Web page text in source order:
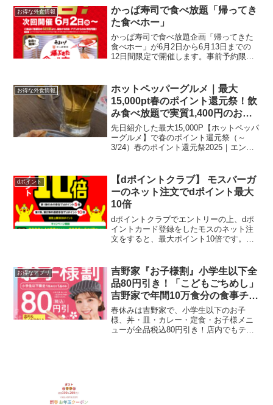
ーすると抽選10,000名様にぐるなび期間
限定ポ...
お得な外食情報
かっぱ寿司で食べ放題「帰ってき
た食べホー」
かっぱ寿司で食べ放題企画「帰ってきた
食べホー」が6月2日から6月13日までの
12日間限定で開催します。事前予約限定
す。実施期間2021年6月2日(水)〜6月13
日...
お得な外食情報
ホットペッパーグルメ｜最大
15,000pt春のポイント還元祭！飲
み食べ放題で実質1,400円のお店
レポ
先日紹介した最大15,000P【ホットペッパ
ーグルメ】で春のポイント還元祭（～
3/24）春のポイント還元祭2025｜エント
ちゃん」を見つけたので早速行ってきま
した。...
dポイント
【dポイントクラブ】 モスバーガ
ーのネット注文でdポイント最大
10倍
dポイントクラブでエントリーの上、dポ
イントカード登録をしたモスのネット注
文をすると、最大ポイント10倍です。期
ポイント進呈時期：2022年8月末頃予定。
【参...
お得なアプリ
吉野家『お子様割』小学生以下全
品80円引き！「こどもごちめし」
吉野家で年間10万食分の食事チケ
ットを無償提供開始
春休みは吉野家で、小学生以下のお子
様、丼・皿・カレー・定食・お子様メニ
ューが全品税込80円引き！店内でもテイ